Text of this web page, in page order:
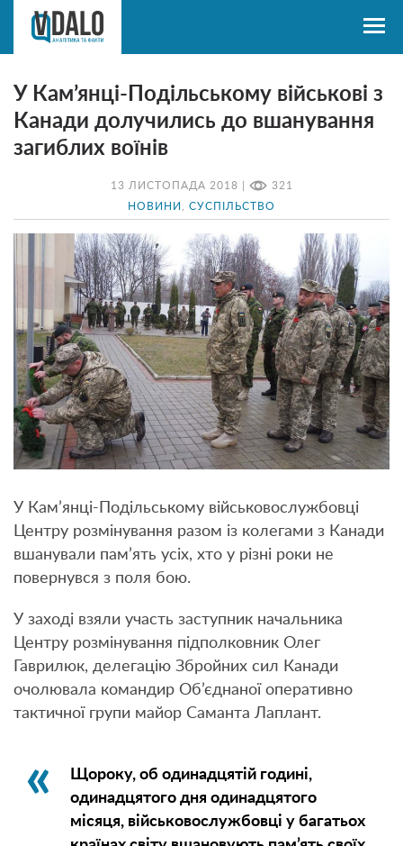
13 ЛИСТОПАДА 2018 | 321
НОВИНИ СУСПІЛЬСТВО
У Кам’янці-Подільському військові з
Канади долучились до вшанування
загиблих воїнів
У Кам’янці-Подільському військовослужбовці
Центру розмінування разом із колегами з Канади
вшанували пам’ять усіх, хто у різні роки не
повернувся з поля бою.
У заході взяли участь заступник начальника
Центру розмінування підполковник Олег
Гаврилюк, делегацію Збройних сил Канади
очолювала командир Об’єднаної оперативно
тактичної групи майор Саманта Лаплант.
Щороку, об одинадцятій годині,
одинадцятого дня одинадцятого
місяця, військовослужбовці у багатьох